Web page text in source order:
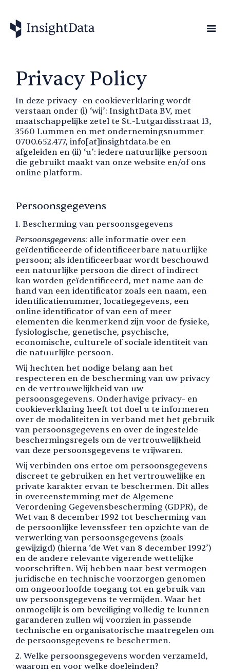
Privacy Policy
In deze privacy- en cookieverklaring wordt
verstaan onder (i) ‘wij’: InsightData BV, met
maatschappelijke zetel te St.-Lutgardisstraat 13,
3560 Lummen en met ondernemingsnummer
0700.652.477, info[at]insightdata.be en
afgeleiden en (ii) ‘u’: iedere natuurlijke persoon
die gebruikt maakt van onze website en/of ons
online platform.
Persoonsgegevens
1. Bescherming van persoonsgegevens
Persoonsgegevens: alle informatie over een
geïdentificeerde of identificeerbare natuurlijke
persoon; als identificeerbaar wordt beschouwd
een natuurlijke persoon die direct of indirect
kan worden geïdentificeerd, met name aan de
hand van een identificator zoals een naam, een
identificatienummer, locatiegegevens, een
online identificator of van een of meer
elementen die kenmerkend zijn voor de fysieke,
fysiologische, genetische, psychische,
economische, culturele of sociale identiteit van
die natuurlijke persoon.
Wij hechten het nodige belang aan het
respecteren en de bescherming van uw privacy
en de vertrouwelijkheid van uw
persoonsgegevens. Onderhavige privacy- en
cookieverklaring heeft tot doel u te informeren
over de modaliteiten in verband met het gebruik
van persoonsgegevens en over de ingestelde
beschermingsregels om de vertrouwelijkheid
van deze persoonsgegevens te vrijwaren.
Wij verbinden ons ertoe om persoonsgegevens
discreet te gebruiken en het vertrouwelijke en
private karakter ervan te beschermen. Dit alles
in overeenstemming met de Algemene
Verordening Gegevensbescherming (GDPR), de
Wet van 8 december 1992 tot bescherming van
de persoonlijke levenssfeer ten opzichte van de
verwerking van persoonsgegevens (zoals
gewijzigd) (hierna ‘de Wet van 8 december 1992’)
en de andere relevante vigerende wettelijke
voorschriften. Wij hebben naar best vermogen
juridische en technische voorzorgen genomen
om ongeoorloofde toegang tot en gebruik van
uw persoonsgegevens te vermijden. Waar het
onmogelijk is om beveiliging volledig te kunnen
garanderen zullen wij voorzien in passende
technische en organisatorische maatregelen om
de persoonsgegevens te beschermen.
2. Welke persoonsgegevens worden verzameld,
waarom en voor welke doeleinden?